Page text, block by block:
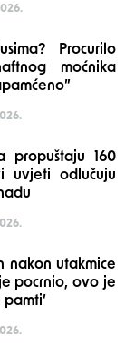
Procurilo
moćnika
propuštaju 160
uvjeti odlučuju
nakon utakmice
pocrnio, ovo je